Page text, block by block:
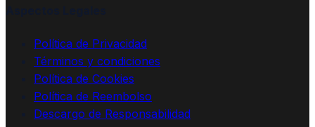
Política de Privacidad
Términos y condiciones
Política de Cookies
Política de Reembolso
Descargo de Responsabilidad